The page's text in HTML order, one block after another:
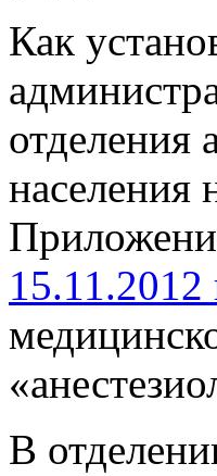
Как
отделения
населения
В